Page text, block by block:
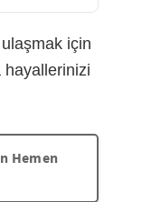
için
hayallerinizi
Hemen